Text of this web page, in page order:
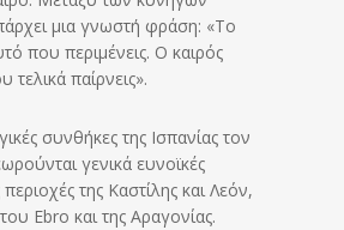
μια γνωστή φράση: «Το
που περιμένεις. Ο καιρός
τελικά παίρνεις».
συνθήκες της Ισπανίας τον
γενικά ευνοϊκές
περιοχές της Καστίλης και Λεόν,
Ebro και της Αραγονίας.